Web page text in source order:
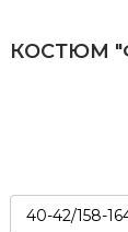
КОСТЮМ